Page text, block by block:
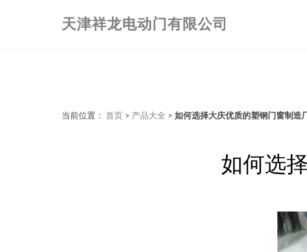
天津祥龙电动门有限公司
当前位置： 首页 > 产品大全 > 如何选择大庆优质的塑钢门窗制造
如何选